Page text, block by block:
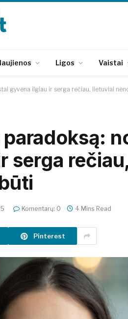
Ligos Vaistai
gyvena ilgiau ir serga rečiau, lietuviai
serga
Komentarų: 0 4 Mins Read
Pinterest